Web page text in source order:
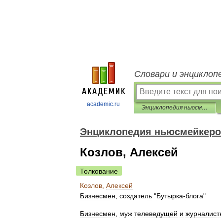
academic.ru
Словари и
Энциклопедия ньюсмейкеров
Энциклопедия
Козлов, Алексей
Толкование
Козлов Алексей
Бизнесмен создатель "Бутырка-блога"
Бизнесмен муж телеведущей и